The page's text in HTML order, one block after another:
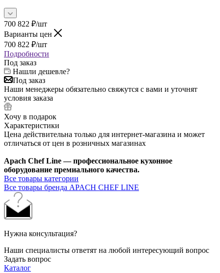
700 822 ₽/шт
Варианты цен
700 822 ₽/шт
Подробности
Под заказ
Нашли дешевле?
Под заказ
Наши менеджеры обязательно свяжутся с вами и уточнят
условия заказа
Хочу в подарок
Характеристики
Цена действительна только для интернет-магазина и может
отличаться от цен в розничных магазинах
Apach Chef Line — профессиональное кухонное
оборудование премиального качества.
Все товары категории
Все товары бренда APACH CHEF LINE
Нужна консультация?
Наши специалисты ответят на любой интересующий вопрос
Задать вопрос
Каталог